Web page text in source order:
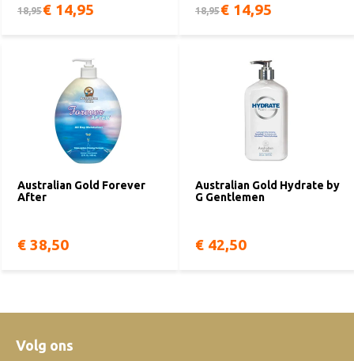
18,95€ 14,95 18,95€ 14,95
Australian Gold Forever
After
€ 38,50
Australian Gold Hydrate by
G Gentlemen
€ 42,50
Volg ons